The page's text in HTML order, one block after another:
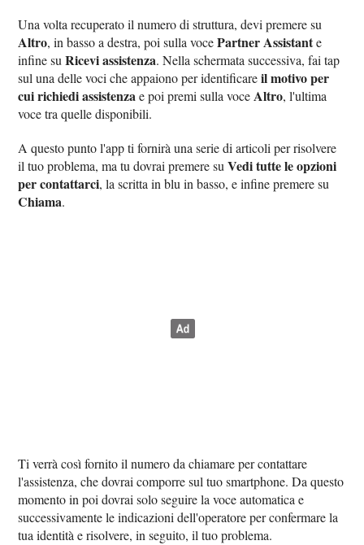
Una volta recuperato il numero di struttura, devi premere su
Altro, in basso a destra, poi sulla vocePartner Assistante
infine suRicevi assistenza. Nella schermata successiva, fai tap
sul una delle voci che appaiono per identificareil motivo per
cui richiedi assistenzae poi premi sulla voce Altro, l'ultima
voce tra quelle disponibili.
A questo punto l'app ti fornirà una serie di articoli per risolvere
il tuo problema, ma tu dovrai premere suVedi tutte le opzioni
per contattarci, la scritta in blu in basso, e infine premere su
Chiama.
Ti verrà così fornito il numero da chiamare per contattare
l'assistenza, che dovrai comporre sul tuo smartphone. Da questo
momento in poi dovrai solo seguire la voce automatica e
successivamente le indicazioni dell'operatore per confermare la
tua identità e risolvere, in seguito, il tuo problema.